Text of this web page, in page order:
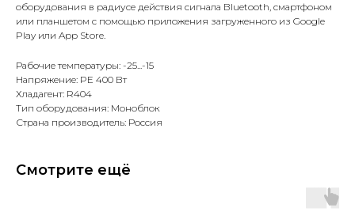
оборудования в радиусе действия сигнала Вluetooth, смартфоном
или планшетом с помощью приложения загруженного из Google
Play или App Store.
Рабочие температуры: -25...-15
Напряжение: PE 400 Вт
Хладагент: R404
Тип оборудования: Моноблок
Страна производитель: Россия
Смотрите ещё